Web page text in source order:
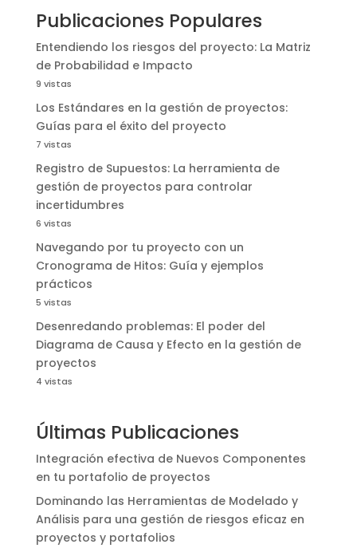
Publicaciones Populares
Entendiendo los riesgos del proyecto: La Matriz
de Probabilidad e Impacto
9 vistas
Los Estándares en la gestión de proyectos:
Guías para el éxito del proyecto
7 vistas
Registro de Supuestos: La herramienta de
gestión de proyectos para controlar
incertidumbres
6 vistas
Navegando por tu proyecto con un
Cronograma de Hitos: Guía y ejemplos
prácticos
5 vistas
Desenredando problemas: El poder del
Diagrama de Causa y Efecto en la gestión de
proyectos
4 vistas
Últimas Publicaciones
Integración efectiva de Nuevos Componentes
en tu portafolio de proyectos
Dominando las Herramientas de Modelado y
Análisis para una gestión de riesgos eficaz en
proyectos y portafolios